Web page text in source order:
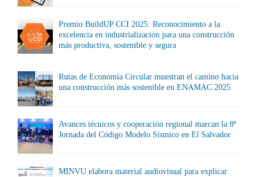
Premio BuildUP CCI 2025: Reconocimiento a la
excelencia en industrialización para una construcción
más productiva, sostenible y segura
Rutas de Economía Circular muestran el camino hacia
una construcción más sostenible en ENAMAC 2025
Avances técnicos y cooperación regional marcan la 8ª
Jornada del Código Modelo Sísmico en El Salvador
MINVU elabora material audiovisual para explicar